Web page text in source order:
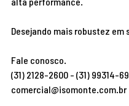
Desejando mais robustez em
Fale conosco.
(31) 2128-2600 - (31) 99314-
comercial@isomonte.com.br